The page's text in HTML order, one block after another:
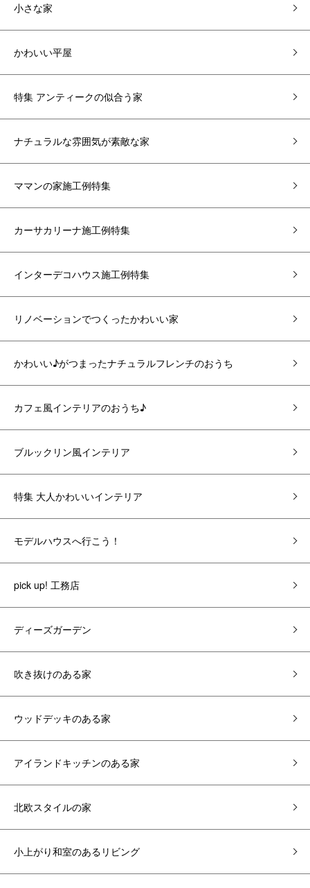
小さな家
かわいい平屋
特集 アンティークの似合う家
ナチュラルな雰囲気が素敵な家
ママンの家施工例特集
カーサカリーナ施工例特集
インターデコハウス施工例特集
リノベーションでつくったかわいい家
かわいい♪がつまったナチュラルフレンチのおうち
カフェ風インテリアのおうち♪
ブルックリン風インテリア
特集 大人かわいいインテリア
モデルハウスへ行こう！
pick up! 工務店
ディーズガーデン
吹き抜けのある家
ウッドデッキのある家
アイランドキッチンのある家
北欧スタイルの家
小上がり和室のあるリビング